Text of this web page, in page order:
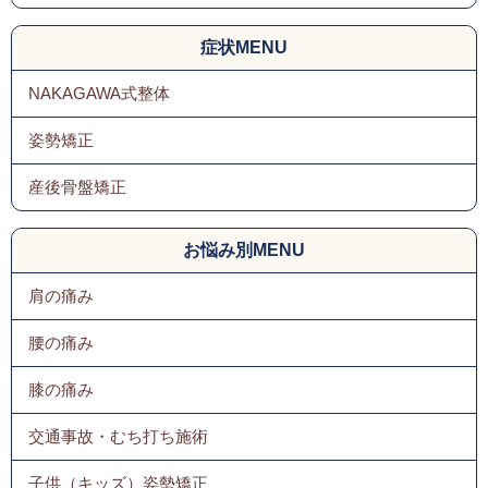
症状MENU
NAKAGAWA式整体
姿勢矯正
産後骨盤矯正
お悩み別MENU
肩の痛み
腰の痛み
膝の痛み
交通事故・むち打ち施術
子供（キッズ）姿勢矯正